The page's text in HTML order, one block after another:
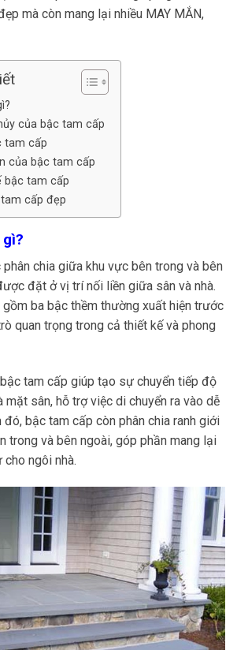
mà còn mang lại nhiều MAY MẮN,
của bậc tam cấp
tam cấp
của bậc tam cấp
bậc tam cấp
cấp đẹp
chia giữa khu vực bên trong và bên
đặt ở vị trí nối liền giữa sân và nhà.
gồm ba bậc thềm thường xuất hiện trước
quan trọng trong cả thiết kế và phong
tam cấp giúp tạo sự chuyển tiếp độ
mặt sân, hỗ trợ việc di chuyển ra vào dễ
đó, bậc tam cấp còn phân chia ranh giới
trong và bên ngoài, góp phần mang lại
ngôi nhà.